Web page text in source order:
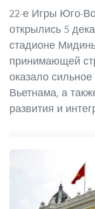
22-е Игры Юго-
открылись 5
стадионе
принимающей
оказало
Вьетнама, а
развития и